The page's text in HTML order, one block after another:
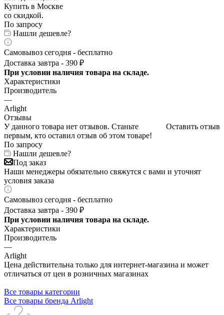
По запросу
Нашли дешевле?
Самовывоз сегодня - бесплатно
Доставка завтра - 390 ₽
При условии наличия товара на складе.
Характеристики
Производитель
—
Arlight
Отзывы
Оставить отзыв
У данного товара нет отзывов. Станьте
первым, кто оставил отзыв об этом товаре!
По запросу
Нашли дешевле?
Под заказ
Наши менеджеры обязательно свяжутся с вами и уточнят
условия заказа
Самовывоз сегодня - бесплатно
Доставка завтра - 390 ₽
При условии наличия товара на складе.
Характеристики
Производитель
—
Arlight
Цена действительна только для интернет-магазина и может
отличаться от цен в розничных магазинах
Все товары категории
Все товары бренда Arlight